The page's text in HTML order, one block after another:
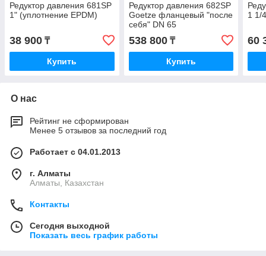
Редуктор давления 681SP
1" (уплотнение EPDM)
38 900 ₸
Купить
Редуктор давления 682SP
Goetze фланцевый "после
себя" DN 65
538 800₸
Купить
1 1/
60
О нас
Рейтинг не сформирован
Менее 5 отзывов за последний год
Работает с 04.01.2013
г. Алматы
Алматы, Казахстан
Контакты
Сегодня выходной
Показать весь график работы